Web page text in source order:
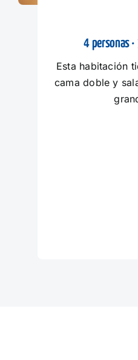
4 personas
Esta habitación
cama doble y